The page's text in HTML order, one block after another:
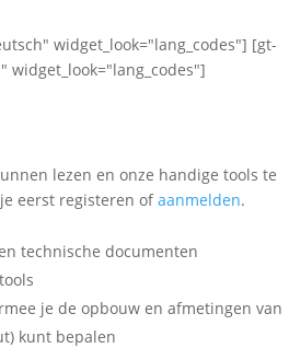
widget_look="lang_codes"] [gt-
lezen en onze handige tools te
eerst registeren ofaanmelden.
technische documenten
je de opbouw en afmetingen van
kunt bepalen